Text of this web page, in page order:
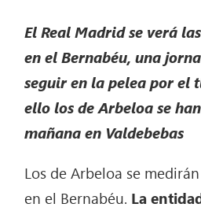
El Real Madrid se verá
en el Bernabéu, una
seguir en la pelea por el
ello los de Arbeloa se
mañana en Valdebebas
Los de Arbeloa se
en el Bernabéu. La